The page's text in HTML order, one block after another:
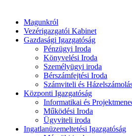
Magunkról
Vezérigazgatói Kabinet
Gazdasági Igazgatóság
Pénzügyi Iroda
Könyvelési Iroda
Személyügyi iroda
Bérszámfejtési Iroda
Számviteli és
Központi Igazgatóság
Informatikai és
Működési Iroda
Ügyviteli iroda
Ingatlanüzemeltetési Igazgatóság